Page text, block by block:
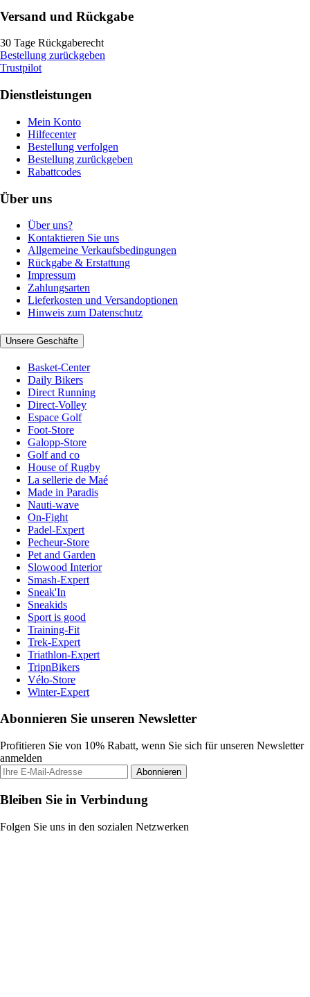
Versand und Rückgabe
30 Tage Rückgaberecht
Bestellung zurückgeben
Trustpilot
Dienstleistungen
Mein Konto
Hilfecenter
Bestellung verfolgen
Bestellung zurückgeben
Rabattcodes
Über uns
Über uns?
Kontaktieren Sie uns
Allgemeine Verkaufsbedingungen
Rückgabe & Erstattung
Impressum
Zahlungsarten
Lieferkosten und Versandoptionen
Hinweis zum Datenschutz
Unsere Geschäfte
Basket-Center
Daily Bikers
Direct Running
Direct-Volley
Espace Golf
Foot-Store
Galopp-Store
Golf and co
House of Rugby
La sellerie de Maé
Made in Paradis
Nauti-wave
On-Fight
Padel-Expert
Pecheur-Store
Pet and Garden
Slowood Interior
Smash-Expert
Sneak'In
Sneakids
Sport is good
Training-Fit
Trek-Expert
Triathlon-Expert
TripnBikers
Vélo-Store
Winter-Expert
Abonnieren Sie unseren Newsletter
Profitieren Sie von 10% Rabatt, wenn Sie sich für unseren Newsletter
anmelden
Abonnieren
Bleiben Sie in Verbindung
Folgen Sie uns in den sozialen Netzwerken